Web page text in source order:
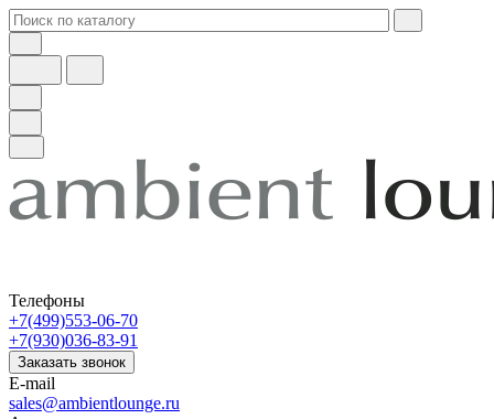
Телефоны
+7(499)553-06-70
+7(930)036-83-91
Заказать звонок
E-mail
sales@ambientlounge.ru